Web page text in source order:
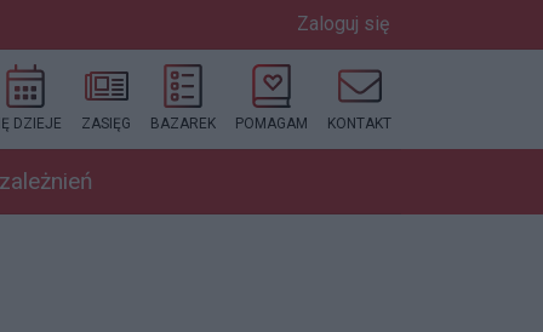
Zaloguj się
DZIEJE ZASIĘG BAZAREK POMAGAM KONTAKT